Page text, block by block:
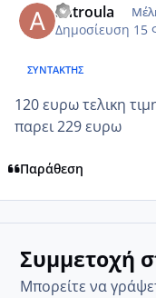
antroula
Δημοσίευση 15
ΣΥΝΤΆΚΤΗΣ
120 ευρω τελικη
παρει 229 ευρω
Παράθεση
Συμμετοχή
Μπορείτε να